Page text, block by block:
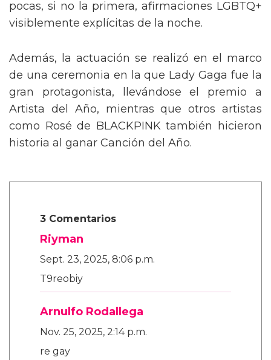
pocas, si no la primera, afirmaciones LGBTQ+
visiblemente explícitas de la noche.
Además, la actuación se realizó en el marco
de una ceremonia en la que Lady Gaga fue la
gran protagonista, llevándose el premio a
Artista del Año, mientras que otros artistas
como Rosé de BLACKPINK también hicieron
historia al ganar Canción del Año.
3 Comentarios
Riyman
Sept. 23, 2025, 8:06 p.m.
T9reobiy
Arnulfo Rodallega
Nov. 25, 2025, 2:14 p.m.
re gay